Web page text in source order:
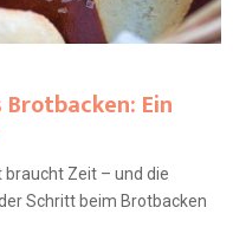
Ein
braucht Zeit – und die
Schritt beim Brotbacken